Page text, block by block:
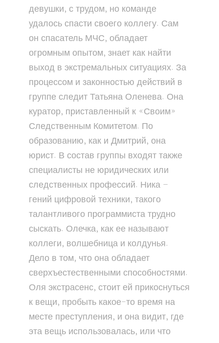
девушки, с трудом, но команде
удалось спасти своего коллегу. Сам
он спасатель МЧС, обладает
огромным опытом, знает как найти
выход в экстремальных ситуациях. За
процессом и законностью действий в
группе следит Татьяна Оленева. Она
куратор, приставленный к «Своим»
Следственным Комитетом. По
образованию, как и Дмитрий, она
юрист. В состав группы входят также
специалисты не юридических или
следственных профессий. Ника –
гений цифровой техники, такого
талантливого программиста трудно
сыскать. Олечка, как ее называют
коллеги, волшебница и колдунья.
Дело в том, что она обладает
сверхъестественными способностями.
Оля экстрасенс, стоит ей прикоснуться
к вещи, пробыть какое-то время на
месте преступления, и она видит, где
эта вещь использовалась, или что